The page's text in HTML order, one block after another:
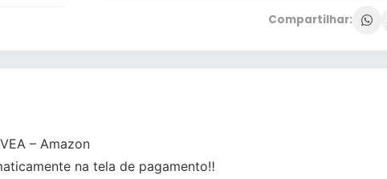
Compartilhar:
– Amazon
na tela de pagamento‼️